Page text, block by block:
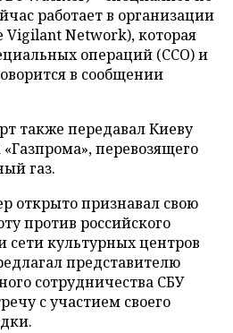
работает в организации
Vigilant Network), которая
операций (ССО) и
в сообщении
также передавал Киеву
перевозящего
газ.
открыто признавал свою
против российского
сети культурных центров
представителю
сотрудничества СБУ
с участием своего